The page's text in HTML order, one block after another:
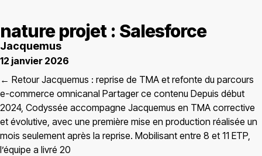
nature projet : Salesforce
Jacquemus
12 janvier 2026
← Retour Jacquemus : reprise de TMA et refonte du parcours
e-commerce omnicanal Partager ce contenu Depuis début
2024, Codyssée accompagne Jacquemus en TMA corrective
et évolutive, avec une première mise en production réalisée un
mois seulement après la reprise. Mobilisant entre 8 et 11 ETP,
l’équipe a livré 20